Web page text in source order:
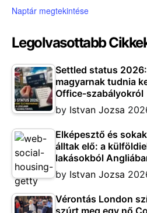
Naptár megtekintése
Legolvasottabb
Settled status
magyarnak tudnia
Office-szabályokról
by Istvan Jozsa
Elképesztő és
álltak elő: a
lakásokból
by Istvan Jozsa
Vérontás London